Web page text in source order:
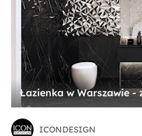
Łazienka w Warszawie -
ICONDESIGN